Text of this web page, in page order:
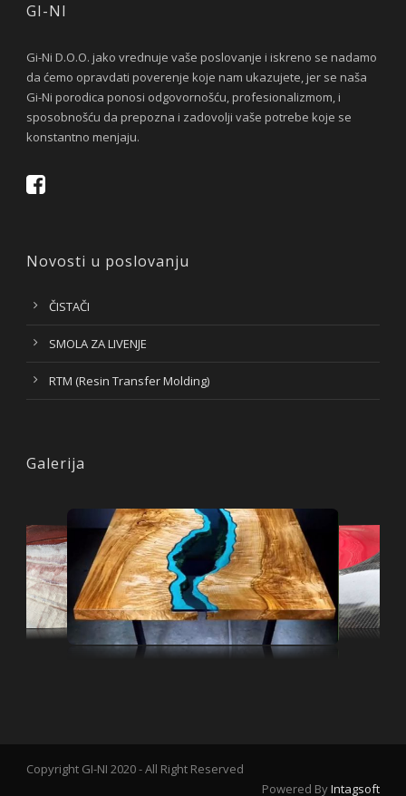
GI-NI
Gi-Ni D.O.O. jako vrednuje vaše poslovanje i iskreno se nadamo
da ćemo opravdati poverenje koje nam ukazujete, jer se naša
Gi-Ni porodica ponosi odgovornošću, profesionalizmom, i
sposobnošću da prepozna i zadovolji vaše potrebe koje se
konstantno menjaju.
Novosti u poslovanju
ČISTAČI
SMOLA ZA LIVENJE
RTM (Resin Transfer Molding)
Galerija
Copyright GI-NI 2020 - All Right Reserved
Powered ByIntagsoft